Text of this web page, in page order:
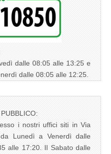
dalle 08:05 alle 13:25 e
dalle 08:05 alle 12:25.
i nostri uffici siti in Via
Lunedì a Venerdì dalle
alle 17:20. Il Sabato dalle